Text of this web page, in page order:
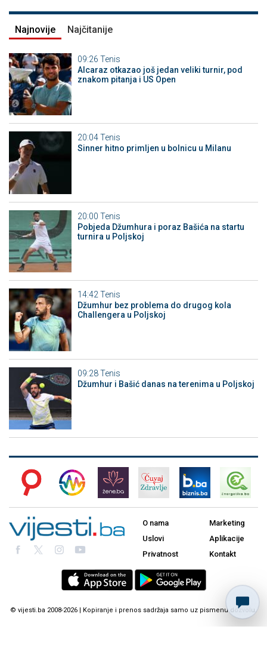
Najnovije Najčitanije
09:26 Tenis
Alcaraz otkazao još jedan veliki turnir, pod
znakom pitanja i US Open
20:04Tenis
Sinner hitno primljen u bolnicu u Milanu
20:00 Tenis
Pobjeda Džumhura i poraz Bašića na startu
turnira u Poljskoj
14:42 Tenis
Džumhur bez problema do drugog kola
Challengera u Poljskoj
09:28Tenis
Džumhur i Bašić danas na terenima u Poljskoj
O nama
Uslovi
Privatnost
Marketing
Aplikacije
Kontakt
© vijesti.ba 2008-2026 | Kopiranje i prenos sadržaja samo uz pismenu dozvolu.